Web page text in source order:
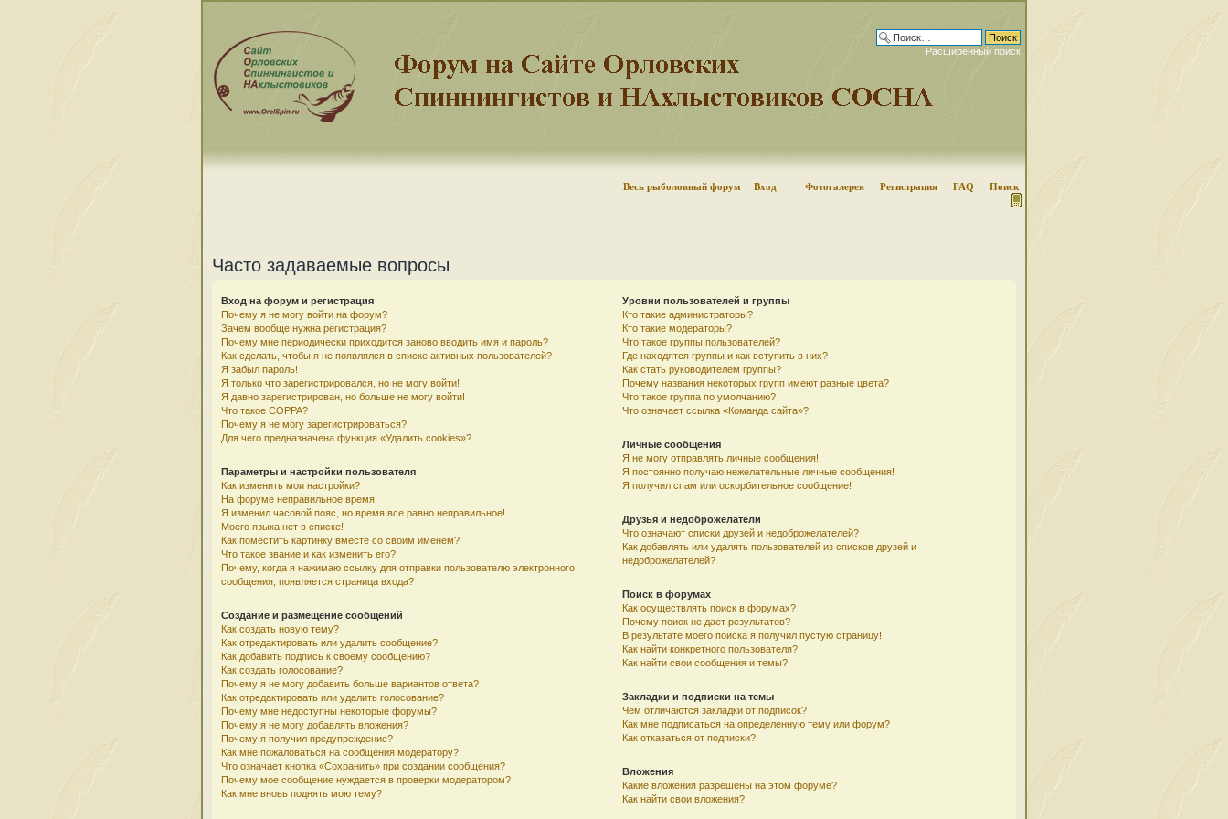
Расширенный поиск
Весь рыболовный форум Вход Фотогалерея Регистрация FAQ Поиск
Часто задаваемые вопросы
Вход на форум и регистрация
Почему я не могу войти на форум?
Зачем вообще нужна регистрация?
Почему мне периодически приходится заново вводить имя и пароль?
Как сделать, чтобы я не появлялся в списке активных пользователей?
Я забыл пароль!
Я только что зарегистрировался, но не могу войти!
Я давно зарегистрирован, но больше не могу войти!
Что такое COPPA?
Почему я не могу зарегистрироваться?
Для чего предназначена функция «Удалить cookies»?
Параметры и настройки пользователя
Как изменить мои настройки?
На форуме неправильное время!
Я изменил часовой пояс, но время все равно неправильное!
Моего языка нет в списке!
Как поместить картинку вместе со своим именем?
Что такое звание и как изменить его?
Почему, когда я нажимаю ссылку для отправки пользователю электронного
сообщения, появляется страница входа?
Создание и размещение сообщений
Как создать новую тему?
Как отредактировать или удалить сообщение?
Как добавить подпись к своему сообщению?
Как создать голосование?
Почему я не могу добавить больше вариантов ответа?
Как отредактировать или удалить голосование?
Почему мне недоступны некоторые форумы?
Почему я не могу добавлять вложения?
Почему я получил предупреждение?
Как мне пожаловаться на сообщения модератору?
Что означает кнопка «Сохранить» при создании сообщения?
Почему мое сообщение нуждается в проверки модератором?
Как мне вновь поднять мою тему?
Уровни пользователей и группы
Кто такие администраторы?
Кто такие модераторы?
Что такое группы пользователей?
Где находятся группы и как вступить в них?
Как стать руководителем группы?
Почему названия некоторых групп имеют разные цвета?
Что такое группа по умолчанию?
Что означает ссылка «Команда сайта»?
Личные сообщения
Я не могу отправлять личные сообщения!
Я постоянно получаю нежелательные личные сообщения!
Я получил спам или оскорбительное сообщение!
Друзья и недоброжелатели
Что означают списки друзей и недоброжелателей?
Как добавлять или удалять пользователей из списков друзей и
недоброжелателей?
Поиск в форумах
Как осуществлять поиск в форумах?
Почему поиск не дает результатов?
В результате моего поиска я получил пустую страницу!
Как найти конкретного пользователя?
Как найти свои сообщения и темы?
Закладки и подписки на темы
Чем отличаются закладки от подписок?
Как мне подписаться на определенную тему или форум?
Как отказаться от подписки?
Вложения
Какие вложения разрешены на этом форуме?
Как найти свои вложения?